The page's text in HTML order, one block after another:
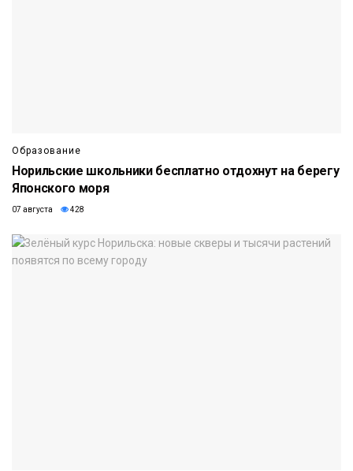
Образование
Норильские школьники бесплатно отдохнут на берегу
Японского моря
07 августа 428